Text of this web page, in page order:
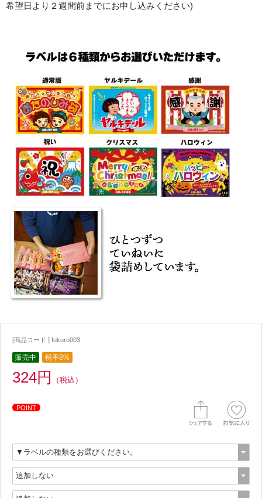
希望日より２週間前までにお申し込みください)
[商品コード ] fukuro003
販売中 税率8%
324円 （税込）
POINT